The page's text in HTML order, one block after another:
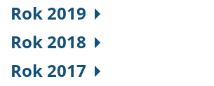
Rok 2019
Rok 2018
Rok 2017